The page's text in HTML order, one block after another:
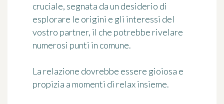
cruciale, segnata da un desiderio di
esplorare le origini e gli interessi del
vostro partner, il che potrebbe rivelare
numerosi punti in comune.
La relazione dovrebbe essere gioiosa e
propizia a momenti di relax insieme.